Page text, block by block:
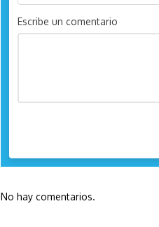
Escribe un comentario
No hay comentarios.